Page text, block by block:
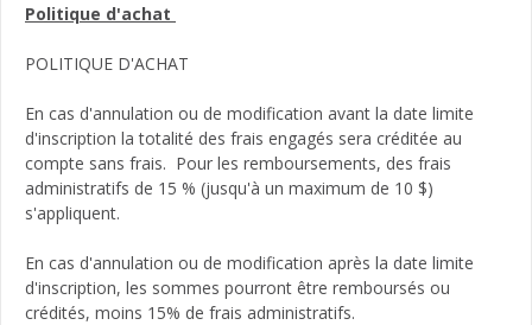
Politique d'achat
POLITIQUE D'ACHAT
En cas d'annulation ou de modification avant la date limite
d'inscription la totalité des frais engagés sera créditée au
compte sans frais. Pour les remboursements, des frais
administratifs de 15 % (jusqu'à un maximum de 10 $)
s'appliquent.
En cas d'annulation ou de modification après la date limite
d'inscription, les sommes pourront être remboursés ou
crédités, moins 15% de frais administratifs.